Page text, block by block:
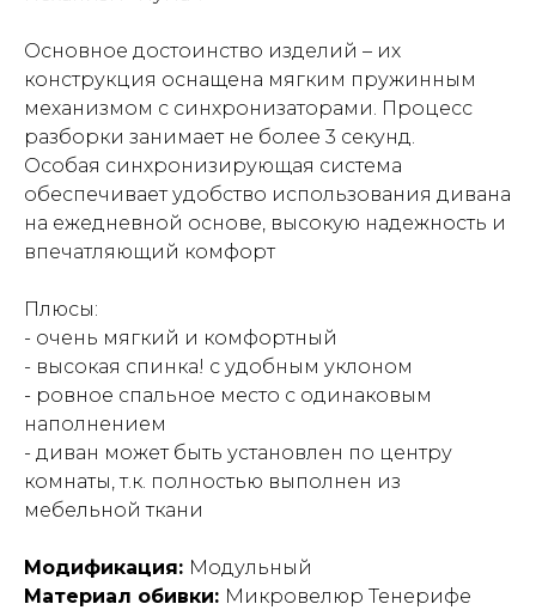
Основное достоинство изделий – их
конструкция оснащена мягким пружинным
механизмом с синхронизаторами. Процесс
разборки занимает не более 3 секунд.
Особая синхронизирующая система
обеспечивает удобство использования дивана
на ежедневной основе, высокую надежность и
впечатляющий комфорт
Плюсы:
- очень мягкий и комфортный
- высокая спинка! с удобным уклоном
- ровное спальное место с одинаковым
наполнением
- диван может быть установлен по центру
комнаты, т.к. полностью выполнен из
мебельной ткани
Модификация: Модульный
Материал обивки: Микровелюр Тенерифе